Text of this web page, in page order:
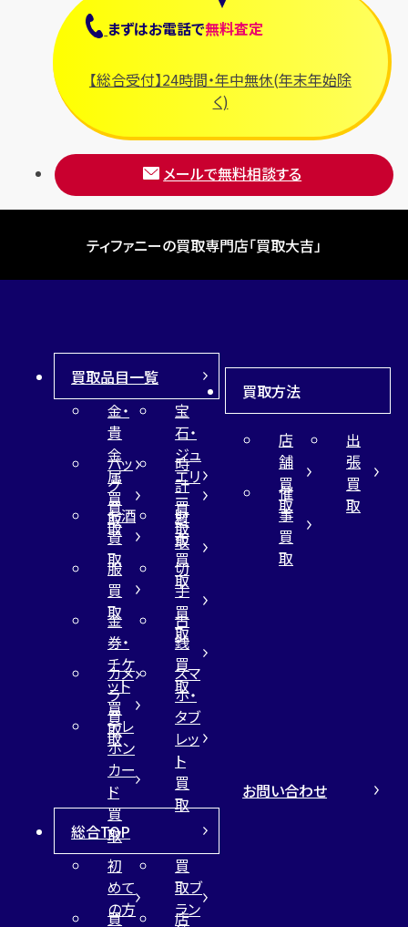
まずはお電話で無料査定
【総合受付】24時間・年中無休(年末年始除
く)
メールで無料相談する
ティファニーの買取専門店「買取大吉」
買取品目一覧
金・
貴
金
属
買
取
宝
石・
ジュ
エリ
ー
買
取
バッ
グ
買
取
時
計
買
取
お酒
買
取
財
布
買
取
服
買
取
切
手
買
取
金
券・
チケ
ット
買
取
古
銭
買
取
カメ
ラ
買
取
スマ
ホ・
タブ
レッ
ト
買
取
テレ
ホン
カー
ド
買
取
買取方法
店
舗
買
取
出
張
買
取
催
事
買
取
総合TOP
初
めて
の方
買
取ブ
ラン
買 店
お問い合わせ